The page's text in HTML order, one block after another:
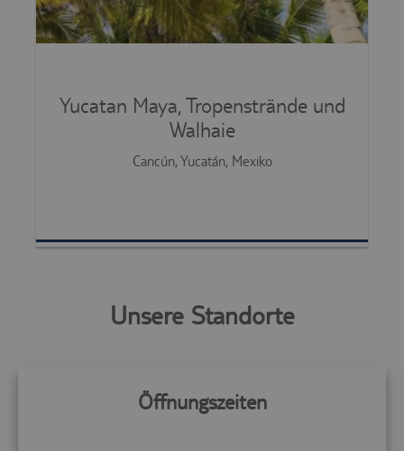
Yucatan Maya, Tropenstrände und
Walhaie
Cancún, Yucatán, Mexiko
Unsere Standorte
Öffnungszeiten